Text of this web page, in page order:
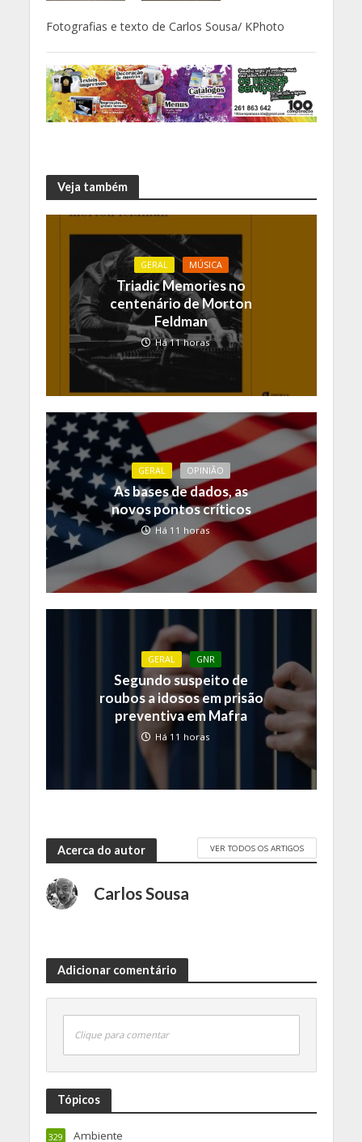
Fotografias e texto de Carlos Sousa/ KPhoto
Veja também
GERAL MÚSICA
Triadic Memories no
centenário de Morton
Feldman
Há 11 horas
GERAL OPINIÃO
As bases de dados, as
novos pontos críticos
Há 11 horas
GERAL GNR
Segundo suspeito de
roubos a idosos em prisão
preventiva em Mafra
Há 11 horas
Acerca do autor VER TODOS OS ARTIGOS
Carlos Sousa
Adicionar comentário
Clique para comentar
Tópicos
Ambiente
329